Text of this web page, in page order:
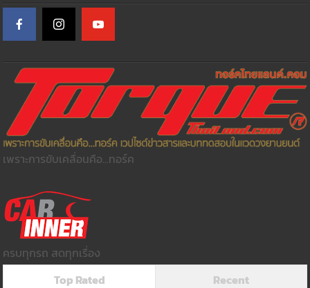
เพราะการขับเคลื่อนคือ...ทอร์ค
ครบทุกรถ สดทุกเรื่อง
Top Rated
Recent